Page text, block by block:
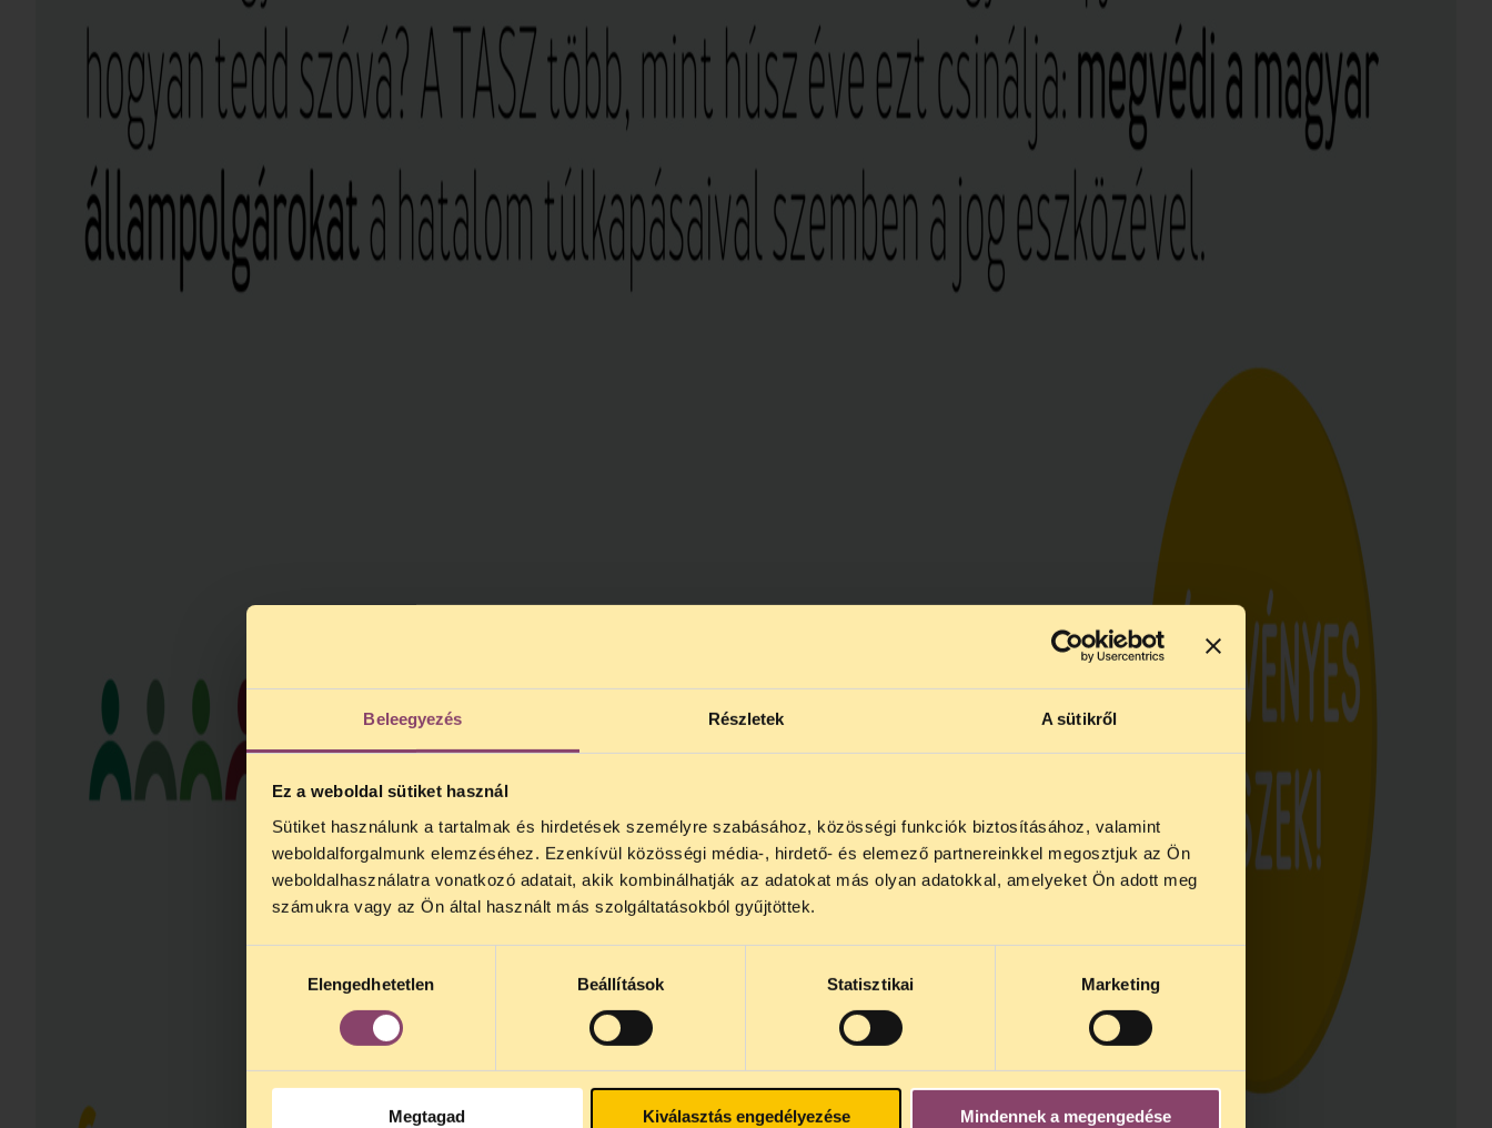
Beleegyezés Részletek A sütikről
Ez a weboldal sütiket használ
Sütiket használunk a tartalmak és hirdetések személyre szabásához, közösségi funkciók biztosításához, valamint
weboldalforgalmunk elemzéséhez. Ezenkívül közösségi média-, hirdető- és elemező partnereinkkel megosztjuk az Ön
weboldalhasználatra vonatkozó adatait, akik kombinálhatják az adatokat más olyan adatokkal, amelyeket Ön adott meg
számukra vagy az Ön által használt más szolgáltatásokból gyűjtöttek.
kiválasztásaElengedhetetlen Beállítások Statisztikai Marketing
Megtagad Kiválasztás engedélyezése Mindennek a megengedése
TELEFONOS JOGSEGÉLY SZÜNET!
Kedves érdeklődő, Tájékoztatjuk, hogy
telefonos jogsegélyünk július 27 és
augusztus 24 között szünetel
. Az első telefonos jogsegély
augusztus 25-én
kedden, 13 és 15 óra között lesz
jogsegely@tasz.hu
alatt is elér minket.